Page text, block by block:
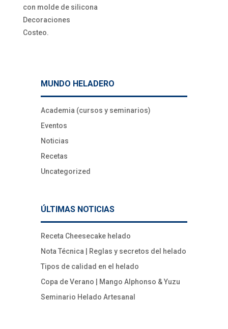
con molde de silicona
Decoraciones
Costeo.
MUNDO HELADERO
Academia (cursos y seminarios)
Eventos
Noticias
Recetas
Uncategorized
ÚLTIMAS NOTICIAS
Receta Cheesecake helado
Nota Técnica | Reglas y secretos del helado
Tipos de calidad en el helado
Copa de Verano | Mango Alphonso & Yuzu
Seminario Helado Artesanal